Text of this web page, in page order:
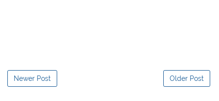
Newer Post Older Post